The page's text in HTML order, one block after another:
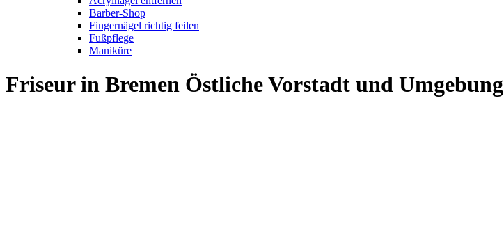
Barber-Shop
Fingernägel richtig feilen
Fußpflege
Maniküre
Friseur in Bremen Östliche Vorstadt und Umgebung